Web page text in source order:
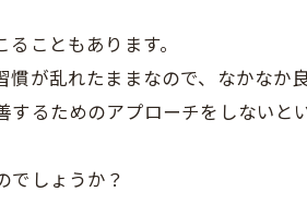
こともあります。
慣が乱れたままなので、なかなか
るためのアプローチをしないと
でしょうか？